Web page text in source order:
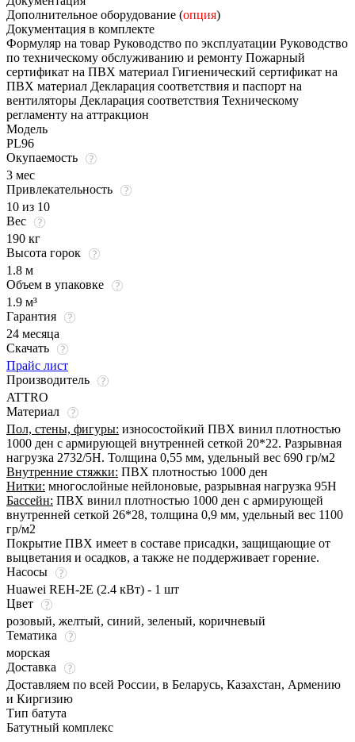
Дополнительное оборудование (опция)
Документация в комплекте
Формуляр на товар Руководство по эксплуатации Руководство
по техническому обслуживанию и ремонту Пожарный
сертификат на ПВХ материал Гигиенический сертификат на
ПВХ материал Декларация соответствия и паспорт на
вентиляторы Декларация соответствия Техническому
регламенту на аттракцион
Модель
PL96
Окупаемость
3 мес
Привлекательность
10 из 10
Вес
190 кг
Высота горок
1.8 м
Объем в упаковке
1.9 м³
Гарантия
24 месяца
Скачать
Прайс лист
Производитель
ATTRO
Материал
Пол, стены, фигуры: износостойкий ПВХ винил плотностью
1000 ден с армирующей внутренней сеткой 20*22. Разрывная
нагрузка 2732/5Н. Толщина 0,55 мм, удельный вес 690 гр/м2
Внутренние стяжки: ПВХ плотностью 1000 ден
Нитки: многослойные нейлоновые, разрывная нагрузка 95Н
Бассейн: ПВХ винил плотностью 1000 ден с армирующей
внутренней сеткой 26*28, толщина 0,9 мм, удельный вес 1100
гр/м2
Покрытие ПВХ имеет в составе присадки, защищающие от
выцветания и осадков, а также не поддерживает горение.
Насосы
Huawei REH-2E (2.4 кВт) - 1 шт
Цвет
розовый, желтый, синий, зеленый, коричневый
Тематика
морская
Доставка
Доставляем по всей России, в Беларусь, Казахстан, Армению
и Киргизию
Тип батута
Батутный комплекс